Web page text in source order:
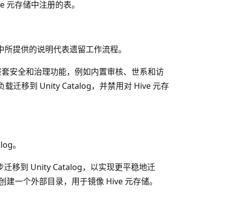
存储中注册的表。
提供的说明代表遗留工作流程。
安全和治理功能，例如内置审核、世系和访
迁移到 Unity Catalog，并禁用对 Hive 元存
。
迁移到 Unity Catalog，以实现更平稳地迁
一个外部目录，用于镜像 Hive 元存储。